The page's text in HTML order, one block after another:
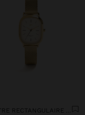
MONTRE RECTANGULAIRE AVEC MAILLE MÉTALLIQUE EN ACIER